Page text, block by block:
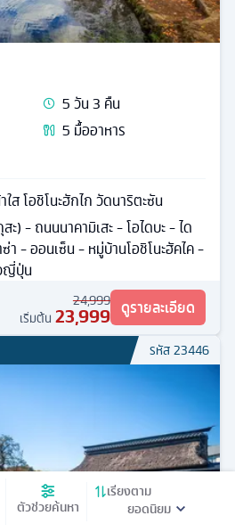
ตัวช่วยค้นหา
เรียงตาม
5วัน3 คืน
5 มื้ออาหาร
ส โอชิโนะฮักไก วัดนาริตะซัน
ะ) - ถนนนาคามิเสะ - โอไดบะ - ได
า - ออนเซ็น - หมู่บ้านโอชิโนะฮัคไค -
ญี่ปุ่น
24,999
เริ่มต้น 23,999 ดูรายละเอียด
รหัส23446